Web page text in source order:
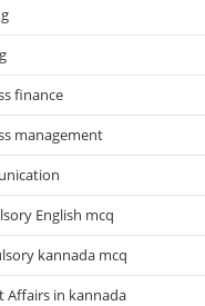
finance
management
English mcq
kannada mcq
Affairs in kannada